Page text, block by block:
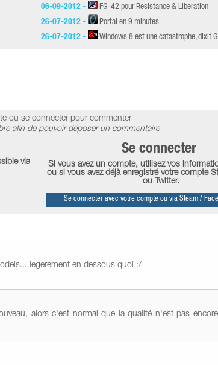
06-09-2012 -
FG-42 pour Resistance & Liberation
26-07-2012 -
Portal en 9 minutes
26-07-2012 -
Windows 8 est une catastrophe, dixit
ou se connecter pour commenter
afin de pouvoir déposer un commentaire
via
Se connecter
Si vous avez un compte, utilisez vos
ou si vous avez déjà enregistré votre compte
ou Twitter.
Se connecter avec votre compte ou via Steam /
en dessous quoi :/
alors c'est normal que la qualité n'est pas